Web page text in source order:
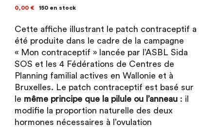
0,00 € 150 en stock
Cette affiche illustrant le patch contraceptif a
été produite dans le cadre de la campagne
« Mon contraceptif » lancée par l’ASBL Sida
SOS et les 4 Fédérations de Centres de
Planning familial actives en Wallonie et à
Bruxelles. Le patch contraceptif est basé sur
le même principe que la pilule ou l’anneau : il
modifie la proportion naturelle des deux
hormones nécessaires à l’ovulation